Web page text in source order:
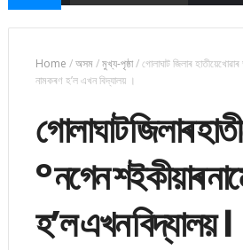
Home /অসম/মুখ্য-পৃষ্ঠা/গোলাঘাট জিলাৰ
নামকৰণ হ’ল এখন বিদ্যালয় ।
গোলাঘাট জিলাৰ
° নগেন শইকীয়াৰ
হ’ল এখন বিদ্যালয় ।